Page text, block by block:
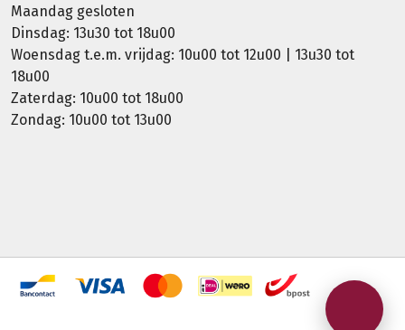
Maandag gesloten
Dinsdag: 13u30 tot 18u00
Woensdag t.e.m. vrijdag: 10u00 tot 12u00 | 13u30 tot
18u00
Zaterdag: 10u00 tot 18u00
Zondag: 10u00 tot 13u00